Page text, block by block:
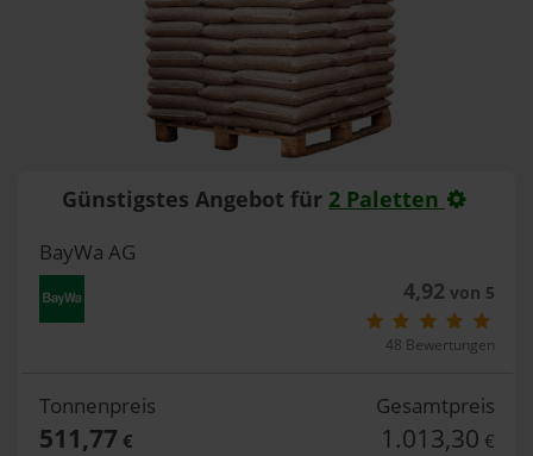
Günstigstes Angebot für 2 Paletten
BayWa AG
4,92von 5
48 Bewertungen
Tonnenpreis
511,77 €
Gesamtpreis
1.013,30 €